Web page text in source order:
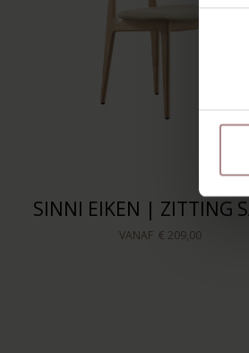
SINNI EIKEN | ZITTING
VANAF € 209,00